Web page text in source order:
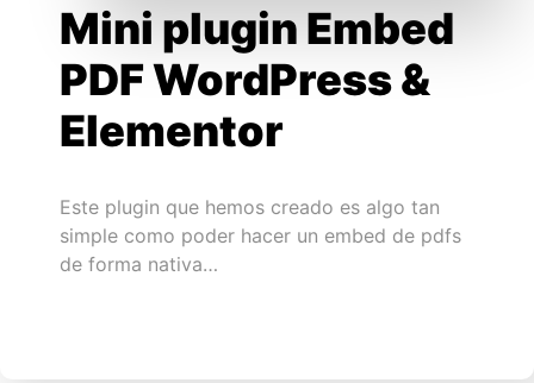
Mini plugin Embed
PDF WordPress &
Elementor
Este plugin que hemos creado es algo tan
simple como poder hacer un embed de pdfs
de forma nativa…